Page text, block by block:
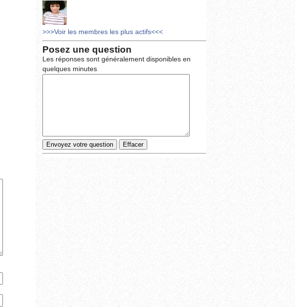
>>>Voir les membres les plus actifs<<<
Posez une question
Les réponses sont généralement disponibles en
quelques minutes